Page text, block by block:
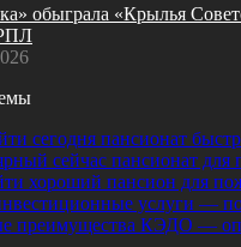
обыграла «Крылья
сегодня пансионат
сейчас пансионат
хороший пансион для
услуги —
преимущества КЭДО —